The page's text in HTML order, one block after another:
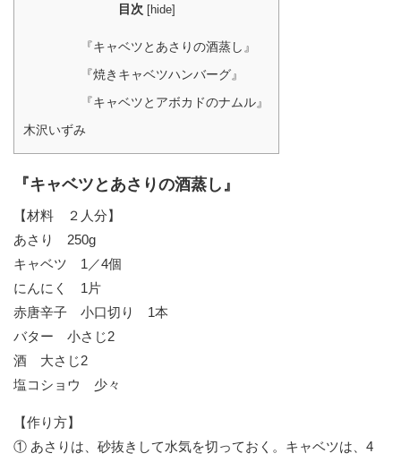
目次 [hide]
『キャベツとあさりの酒蒸し』
『焼きキャベツハンバーグ』
『キャベツとアボカドのナムル』
木沢いずみ
『キャベツとあさりの酒蒸し』
【材料 ２人分】
あさり 250g
キャベツ 1／4個
にんにく 1片
赤唐辛子 小口切り 1本
バター 小さじ2
酒 大さじ2
塩コショウ 少々
【作り方】
① あさりは、砂抜きして水気を切っておく。キャベツは、4